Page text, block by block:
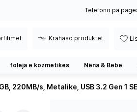
Telefono pa
Krahaso produktet
foleja e kozmetikes Nëna & Bebe
220MB/s, Metalike, USB 3.2 Gen 1